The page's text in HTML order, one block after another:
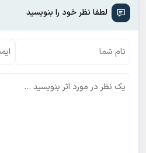
لطفا نظر خود را بنویسید